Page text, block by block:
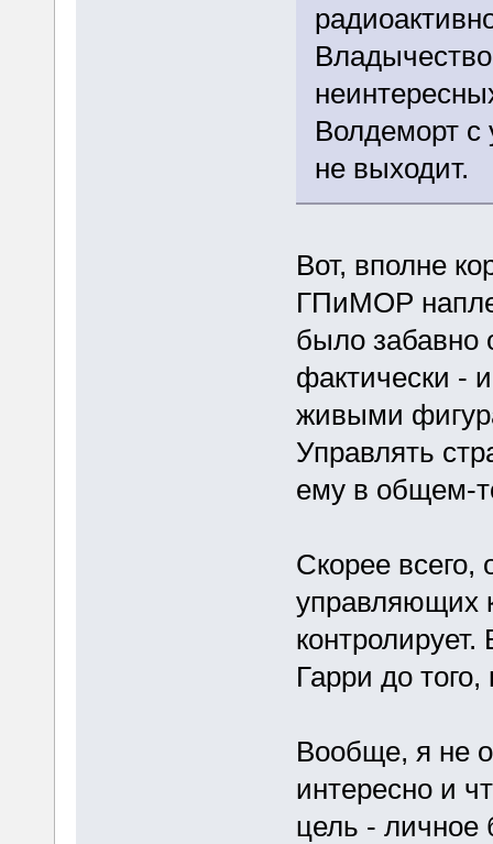
Волдеморт
не выходит.
Вот, вполне
ГПиМОР
было забавно
фактически -
живыми
Управлять
ему в общем-
Скорее всего,
управляющих
Гарри до того,
Вообще, я не
интересно и
цель - личное